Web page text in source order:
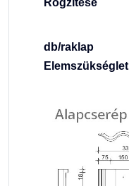
db/raklap
Elemszükséglet